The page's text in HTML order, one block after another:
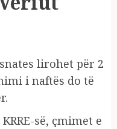
lirohet për 2
i naftës do të
së, çmimet e